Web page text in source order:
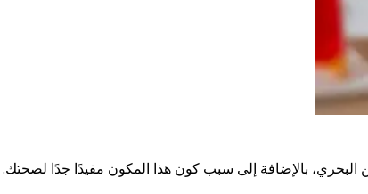
البحري، بالإضافة إلى سبب كون هذا المكون مفيدًا جدًا لصحتك.